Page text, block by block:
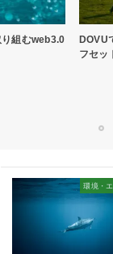
組むweb3.0
DOVU
フセッ
環境・